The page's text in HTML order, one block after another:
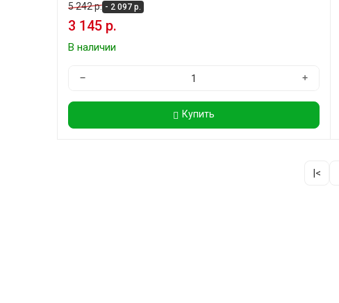
5 242 р. - 2 097 р.
3 145 р.
В наличии
− +
Купить
|<